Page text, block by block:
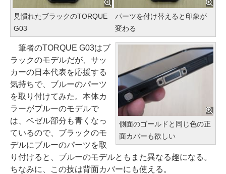
見慣れたブラックのTORQUE
G03
パーツを付け替えると印象が
変わる
側面のゴールドと同じ色の正
面カバーも欲しい
筆者のTORQUE G03はブ
ラックのモデルだが、サッ
カーの日本代表を応援する
気持ちで、ブルーのパーツ
を取り付けてみた。本体カ
ラーがブルーのモデルで
は、ベゼル部分も青くなっ
ているので、ブラックのモ
デルにブルーのパーツを取
り付けると、ブルーのモデルともまた異なる趣になる。
ちなみに、この技は背面カバーにも使える。